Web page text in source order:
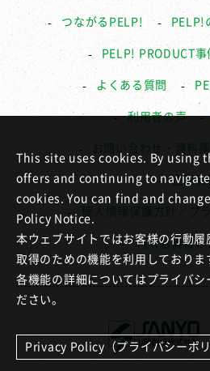
つながるPELP! PELP!
PELP! PRODUCT事
よくある質問
利用者の声
お問い合わせ・資料請
企業情
個人情報保護方針／プ
利用者情報の
This site uses cookies. By using
offers and continuing to
cookies. You can find and
Policy Notice.
本ウェブサイトではお客様の行動履
取得のための機能を利用しておりま
各機能の詳細についてはプライバシ
ださい。
Privacy Policy（プライバシーポ